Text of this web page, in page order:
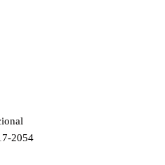
2054